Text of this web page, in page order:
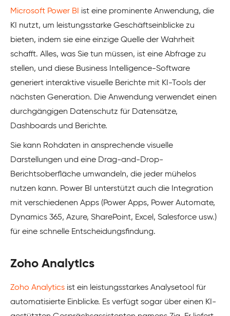
Microsoft Power BI ist eine prominente Anwendung, die
KI nutzt, um leistungsstarke Geschäftseinblicke zu
bieten, indem sie eine einzige Quelle der Wahrheit
schafft. Alles, was Sie tun müssen, ist eine Abfrage zu
stellen, und diese Business Intelligence-Software
generiert interaktive visuelle Berichte mit KI-Tools der
nächsten Generation. Die Anwendung verwendet einen
durchgängigen Datenschutz für Datensätze,
Dashboards und Berichte.
Sie kann Rohdaten in ansprechende visuelle
Darstellungen und eine Drag-and-Drop-
Berichtsoberfläche umwandeln, die jeder mühelos
nutzen kann. Power BI unterstützt auch die Integration
mit verschiedenen Apps (Power Apps, Power Automate,
Dynamics 365, Azure, SharePoint, Excel, Salesforce usw.)
für eine schnelle Entscheidungsfindung.
Zoho Analytics
Zoho Analytics ist ein leistungsstarkes Analysetool für
automatisierte Einblicke. Es verfügt sogar über einen KI-